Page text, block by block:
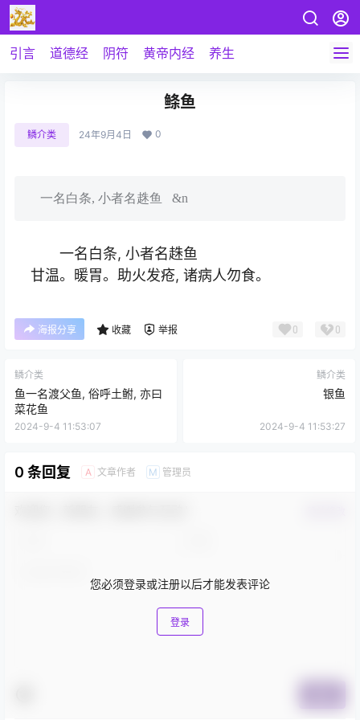
引言 道德经 阴符 黄帝内经 养生
鲦鱼
鳞介类 24年9月4日 0
一名白条, 小者名趎鱼 &n
一名白条, 小者名趎鱼
甘温。暖胃。助火发疮, 诸病人勿食。
海报分享 收藏 举报 0 0
鳞介类
鱼一名渡父鱼, 俗呼土鲋, 亦曰
菜花鱼
2024-9-4 11:53:07
鳞介类
银鱼
2024-9-4 11:53:27
0 条回复 A 文章作者 M 管理员
您必须登录或注册以后才能发表评论
登录